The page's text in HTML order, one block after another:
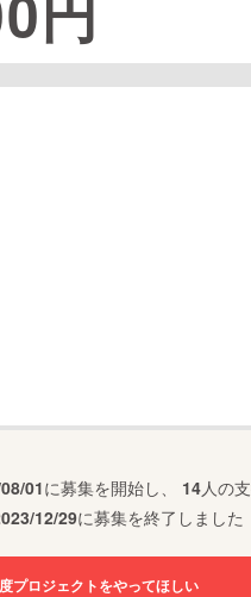
ファッション
01に募集を開始し、 14人の
12/29に募集を終了しました
プロジェクトをやってほしい